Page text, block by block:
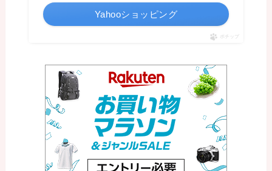
Yahooショッピング
ポチップ